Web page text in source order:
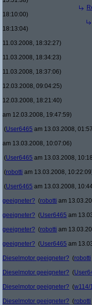
18:10:00)
18:13:04)
11.03.2008, 18:32:27)
11.03.2008, 18:34:23)
11.03.2008, 18:37:06)
12.03.2008, 09:04:25)
12.03.2008, 18:21:40)
am 12.03.2008, 19:47:59)
(User6465 am 13.03.2008,
am 13.03.2008, 10:07:06)
(User6465 am 13.03.2008,
(robotti am 13.03.2008,
(User6465 am 13.03.2008,
geeigneter? (robotti am
geeigneter? (User6465 am
geeigneter? (robotti am
geeigneter? (User6465 am
Dieselmotor geeigneter? (robotti
Dieselmotor geeigneter? (
Dieselmotor geeigneter? (w114/
Dieselmotor geeigneter? (robotti